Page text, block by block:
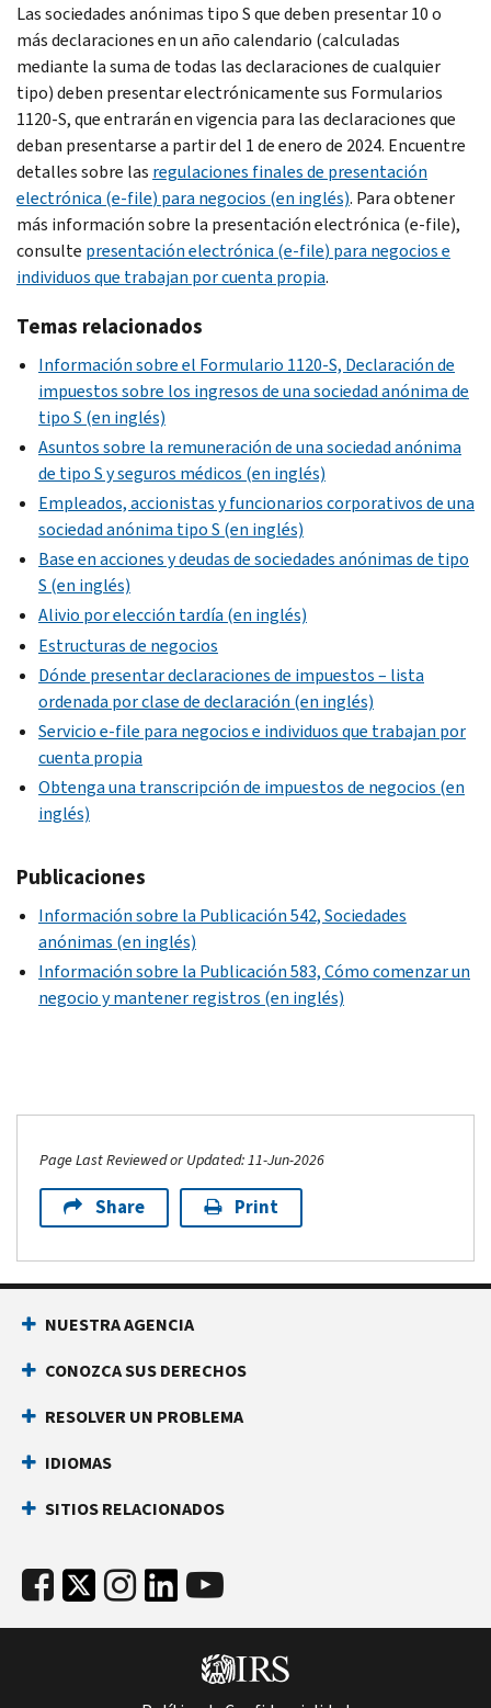
Las sociedades anónimas tipo S que deben presentar 10 o
más declaraciones en un año calendario (calculadas
mediante la suma de todas las declaraciones de cualquier
tipo) deben presentar electrónicamente sus Formularios
1120-S, que entrarán en vigencia para las declaraciones que
deban presentarse a partir del 1 de enero de 2024. Encuentre
detalles sobre las regulaciones finales de presentación
electrónica (e-file) para negocios (en inglés). Para obtener
más información sobre la presentación electrónica (e-file),
consulte presentación electrónica (e-file) para negocios e
individuos que trabajan por cuenta propia.
Temas relacionados
Información sobre el Formulario 1120-S, Declaración de
impuestos sobre los ingresos de una sociedad anónima de
tipo S (en inglés)
Asuntos sobre la remuneración de una sociedad anónima
de tipo S y seguros médicos (en inglés)
Empleados, accionistas y funcionarios corporativos de una
sociedad anónima tipo S (en inglés)
Base en acciones y deudas de sociedades anónimas de tipo
S (en inglés)
Alivio por elección tardía (en inglés)
Estructuras de negocios
Dónde presentar declaraciones de impuestos – lista
ordenada por clase de declaración (en inglés)
Servicio e-file para negocios e individuos que trabajan por
cuenta propia
Obtenga una transcripción de impuestos de negocios (en
inglés)
Publicaciones
Información sobre la Publicación 542, Sociedades
anónimas (en inglés)
Información sobre la Publicación 583, Cómo comenzar un
negocio y mantener registros (en inglés)
Page Last Reviewed or Updated: 11-Jun-2026
Share Print
NUESTRA AGENCIA
CONOZCA SUS DERECHOS
RESOLVER UN PROBLEMA
IDIOMAS
SITIOS RELACIONADOS